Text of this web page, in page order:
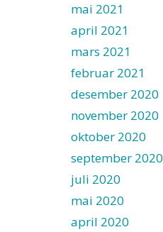
mai 2021
april 2021
mars 2021
februar 2021
desember 2020
november 2020
oktober 2020
september 2020
juli 2020
mai 2020
april 2020